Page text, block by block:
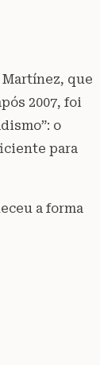
Martínez, que
2007, foi
o
para
a forma